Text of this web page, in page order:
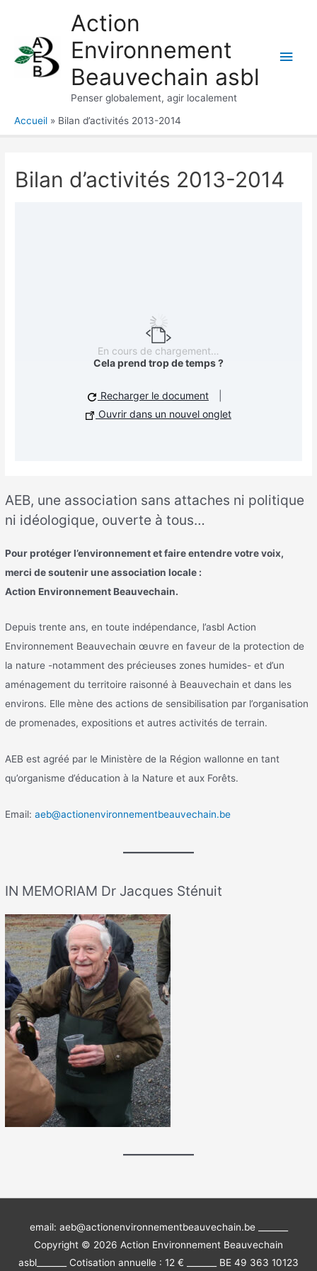
contenu
Action
Environnement
Beauvechain asbl
Penser globalement, agir localement
Accueil Bilan d’activités 2013-2014
AEB, une association sans attaches ni politique
ni idéologique, ouverte à tous…
Pour protéger l’environnement et faire entendre votre voix,
merci de soutenir une association locale :
Action Environnement Beauvechain.
Depuis trente ans, en toute indépendance, l’asbl Action
Environnement Beauvechain œuvre en faveur de la protection de
la nature -notamment des précieuses zones humides- et d’un
aménagement du territoire raisonné à Beauvechain et dans les
environs. Elle mène des actions de sensibilisation par l’organisation
de promenades, expositions et autres activités de terrain.
AEB est agréé par le Ministère de la Région wallonne en tant
qu’organisme d’éducation à la Nature et aux Forêts.
Email:aeb@actionenvironnementbeauvechain.be
IN MEMORIAM Dr Jacques Sténuit
Bilan d’activités 2013-2014
En cours de chargement…
Cela prend trop de temps ?
Recharger le document
Ouvrir dans un nouvel onglet
email: aeb@actionenvironnementbeauvechain.be _______
Copyright © 2026 Action Environnement Beauvechain
asbl _______ Cotisation annuelle : 12 € _______ BE 49 363 10123